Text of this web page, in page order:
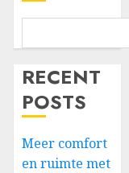
RECENT
POSTS
Meer comfort
en ruimte met